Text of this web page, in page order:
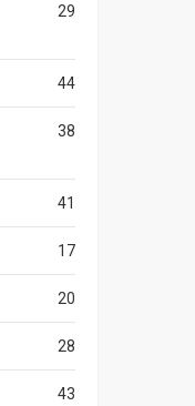
29
44
38
41
17
20
28
43